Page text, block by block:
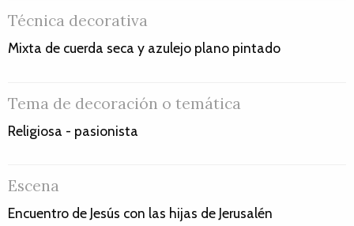
Técnica decorativa
Mixta de cuerda seca y azulejo plano pintado
Tema de decoración o temática
Religiosa - pasionista
Escena
Encuentro de Jesús con las hijas de Jerusalén